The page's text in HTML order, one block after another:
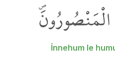
İnnehum le